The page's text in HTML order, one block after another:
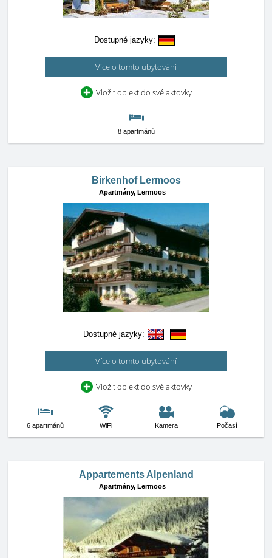
Dostupné jazyky:
Více o tomto ubytování
Vložit objekt do své aktovky
8 apartmánů
Birkenhof Lermoos
Apartmány, Lermoos
Dostupné jazyky:
Více o tomto ubytování
Vložit objekt do své aktovky
6 apartmánů WiFi Kamera Počasí
Appartements Alpenland
Apartmány, Lermoos